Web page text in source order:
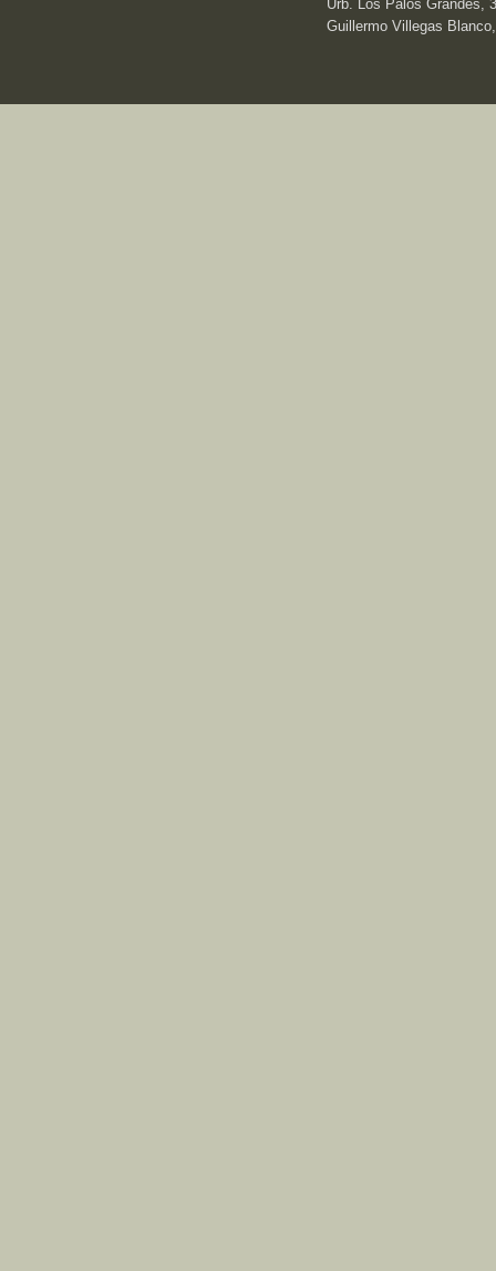
Urb. Los Palos Grandes,
Guillermo Villegas